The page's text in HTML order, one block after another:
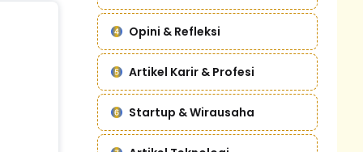
Opini & Refleksi
Artikel Karir & Profesi
Startup & Wirausaha